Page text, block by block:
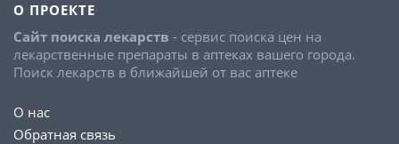
О ПРОЕКТЕ
Сайт поиска лекарств - сервис поиска цен на
лекарственные препараты в аптеках вашего города.
Поиск лекарств в ближайшей от вас аптеке
О нас
Обратная связь